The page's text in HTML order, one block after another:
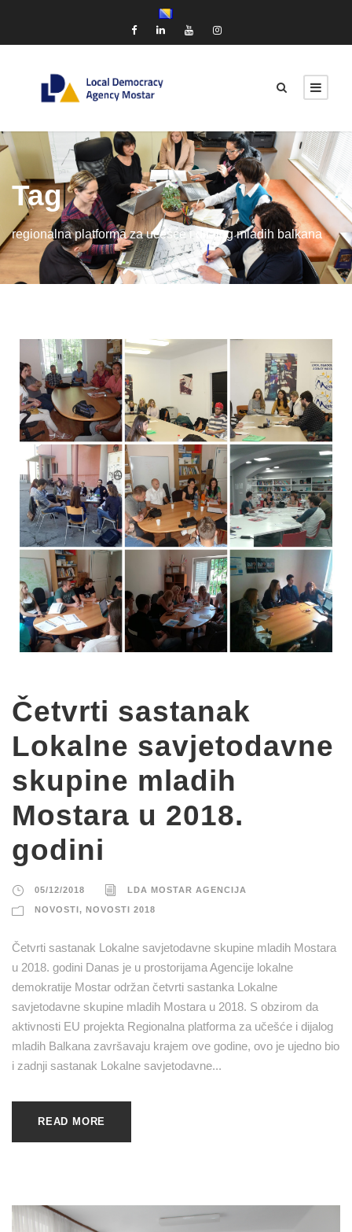
Tag
regionalna platforma za učešće i dijalog mladih balkana
Četvrti sastanak
Lokalne savjetodavne
skupine mladih
Mostara u 2018.
godini
05/12/2018 LDA MOSTAR AGENCIJA
NOVOSTI, NOVOSTI 2018
Četvrti sastanak Lokalne savjetodavne skupine mladih Mostara
u 2018. godini Danas je u prostorijama Agencije lokalne
demokratije Mostar održan četvrti sastanka Lokalne
savjetodavne skupine mladih Mostara u 2018. S obzirom da
aktivnosti EU projekta Regionalna platforma za učešće i dijalog
mladih Balkana završavaju krajem ove godine, ovo je ujedno bio
i zadnji sastanak Lokalne savjetodavne...
READ MORE